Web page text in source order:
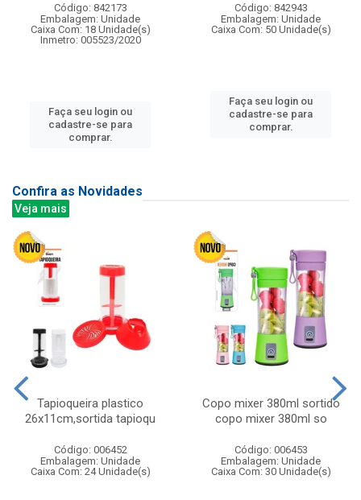
Código: 842173
Embalagem: Unidade
Caixa Com: 18 Unidade(s)
Inmetro: 005523/2020
Faça seu login ou
cadastre-se para
comprar.
Código: 842943
Embalagem: Unidade
Caixa Com: 50 Unidade(s)
Faça seu login ou
cadastre-se para
comprar.
Confira as Novidades
Veja mais
Tapioqueira plastico
26x11cm,sortida tapioqu
Código: 006452
Embalagem: Unidade
Caixa Com: 24 Unidade(s)
Copo mixer 380ml sortido
copo mixer 380ml so
Código: 006453
Embalagem: Unidade
Caixa Com: 30 Unidade(s)